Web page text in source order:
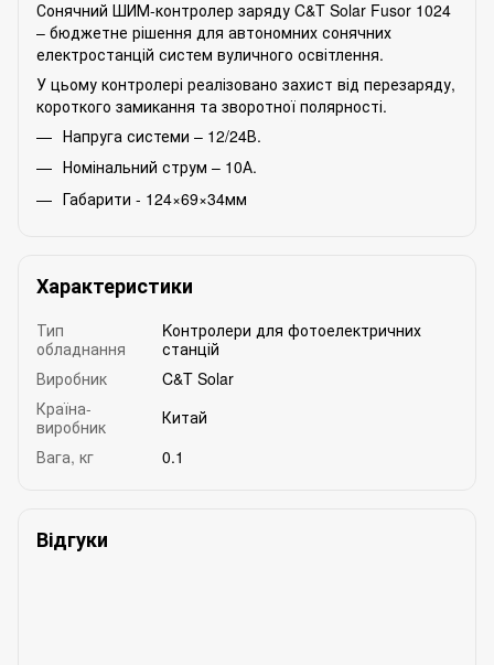
Сонячний ШИМ-контролер заряду C&T Solar Fusor 1024
– бюджетне рішення для автономних сонячних
електростанцій систем вуличного освітлення.
У цьому контролері реалізовано захист від перезаряду,
короткого замикання та зворотної полярності.
Напруга системи – 12/24В.
Номінальний струм – 10А.
Габарити - 124×69×34мм
Характеристики
Тип
обладнання
Kонтролери для фотоелектричних
станцій
Виробник
C&T Solar
Країна-
виробник
Китай
Вага, кг
0.1
Відгуки